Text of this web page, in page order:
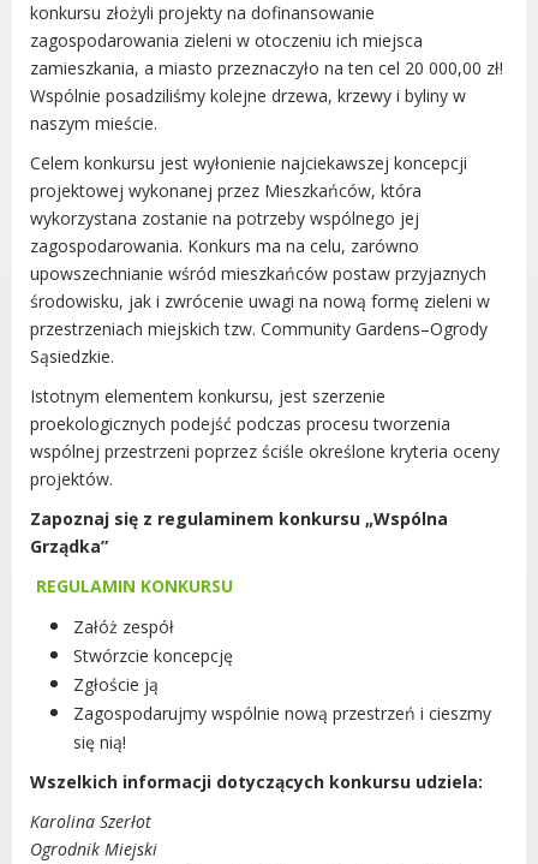
Portal Mieszkańca. Aktualne informacje
Radni Rady Miasta Luboń
Sesja Rady Miasta
Harmonogram dyżurów radnych
Terminarz spotkań komisji
Uchwały Rady Miasta Luboń
Młodzieżowa Rada Miasta Luboń
Rada Gospodarcza
POZOSTAŁE
Państwowy Fundusz Rehabilitacji Osób
Zakład Ubezpieczeń Społecznych
Instytut Rozwoju Wsi i Rolnictwa
Polskiej Akademii Nauk
Instytut Skrzynki
Wielkopolski Park Narodowy
Przemysłu Rolno-Spożywczego w
Szreniawie
PTTK
konkursu złożyli projekty na dofinansowanie
zagospodarowania zieleni w otoczeniu ich miejsca
zamieszkania, a miasto przeznaczyło na ten cel 20 000,00 zł!
Wspólnie posadziliśmy kolejne drzewa, krzewy i byliny w
naszym mieście.
Celem konkursu jest wyłonienie najciekawszej koncepcji
projektowej wykonanej przez Mieszkańców, która
wykorzystana zostanie na potrzeby wspólnego jej
zagospodarowania. Konkurs ma na celu, zarówno
upowszechnianie wśród mieszkańców postaw przyjaznych
środowisku, jak i zwrócenie uwagi na nową formę zieleni w
przestrzeniach miejskich tzw. Community Gardens–Ogrody
Sąsiedzkie.
Istotnym elementem konkursu, jest szerzenie
proekologicznych podejść podczas procesu tworzenia
wspólnej przestrzeni poprzez ściśle określone kryteria oceny
projektów.
Zapoznaj się z regulaminem konkursu „Wspólna
Grządka”
REGULAMIN KONKURSU
Załóż zespół
Stwórzcie koncepcję
Zgłoście ją
Zagospodarujmy wspólnie nową przestrzeń i cieszmy
się nią!
Wszelkich informacji dotyczących konkursu udziela:
Karolina Szerłot
Ogrodnik Miejski